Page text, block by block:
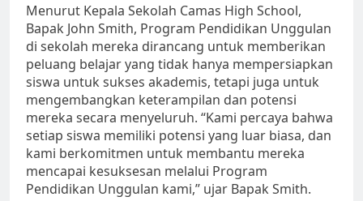
Menurut Kepala Sekolah Camas High School,
Bapak John Smith, Program Pendidikan Unggulan
di sekolah mereka dirancang untuk memberikan
peluang belajar yang tidak hanya mempersiapkan
siswa untuk sukses akademis, tetapi juga untuk
mengembangkan keterampilan dan potensi
mereka secara menyeluruh. “Kami percaya bahwa
setiap siswa memiliki potensi yang luar biasa, dan
kami berkomitmen untuk membantu mereka
mencapai kesuksesan melalui Program
Pendidikan Unggulan kami,” ujar Bapak Smith.